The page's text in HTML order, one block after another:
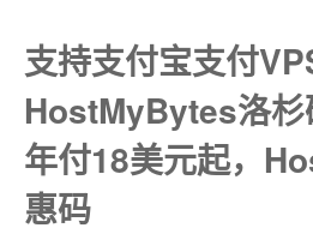
支持支付宝支付
HostMyBytes洛
年付18美元起，
惠码